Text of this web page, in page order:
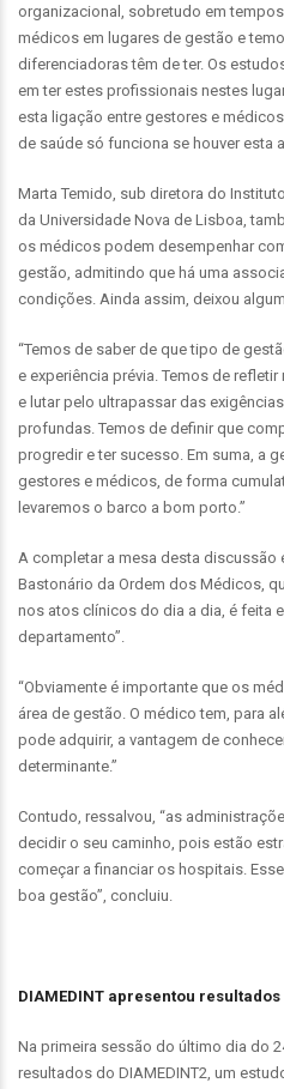
organizacional, sobretudo em
médicos em lugares de gestão e
diferenciadoras têm de ter. Os
em ter estes profissionais nestes
esta ligação entre gestores e
de saúde só funciona se houver esta
Marta Temido, sub diretora do
da Universidade Nova de Lisboa,
os médicos podem desempenhar
gestão, admitindo que há uma
condições. Ainda assim, deixou
“Temos de saber de que tipo de
e experiência prévia. Temos de
e lutar pelo ultrapassar das
profundas. Temos de definir que
progredir e ter sucesso. Em suma, a
gestores e médicos, de forma
levaremos o barco a bom porto.”
A completar a mesa desta discussão
Bastonário da Ordem dos Médicos,
nos atos clínicos do dia a dia, é feita
departamento”.
“Obviamente é importante que os
área de gestão. O médico tem, para
pode adquirir, a vantagem de
determinante.”
Contudo, ressalvou, “as
decidir o seu caminho, pois estão
começar a financiar os hospitais.
boa gestão”, concluiu.
DIAMEDINT apresentou resultados
Na primeira sessão do último dia do
resultados do DIAMEDINT2, um